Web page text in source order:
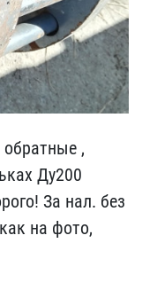
,
Ду200
За​ нал. без
на фо​то,